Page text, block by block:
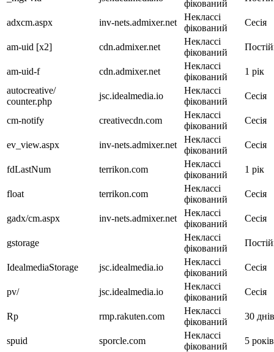
фікований
adxcm.aspx inv-nets.admixer.net
Неклассі
фікований
Сесія
am-uid [x2] cdn.admixer.net
Неклассі
фікований
am-uid-f cdn.admixer.net
Неклассі
фікований
1 рік
autocreative/
counter.php
jsc.idealmedia.io
Неклассі
фікований
Сесія
cm-notify creativecdn.com
Неклассі
фікований
Сесія
ev_view.aspx inv-nets.admixer.net
Неклассі
фікований
Сесія
fdLastNum terrikon.com
Неклассі
фікований
1 рік
float terrikon.com
Неклассі
фікований
Сесія
gadx/cm.aspx inv-nets.admixer.net
Неклассі
фікований
Сесія
gstorage
Неклассі
фікований
IdealmediaStorage jsc.idealmedia.io
Неклассі
фікований
Сесія
pv/ jsc.idealmedia.io
Неклассі
фікований
Сесія
Rp rmp.rakuten.com
Неклассі
фікований
30 днів
spuid sporcle.com
Неклассі
фікований
5 років